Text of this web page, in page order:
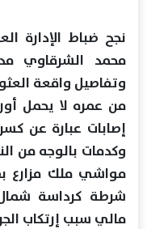
نجح ضباط الإدارة
محمد الشرقاوي
وتفاصيل واقعة
من عمره لا يحمل
إصابات عبارة عن
وكدمات بالوجه من
مواشي ملك مزارع
شرطة كرداسة
مالي سبب إرتكاب